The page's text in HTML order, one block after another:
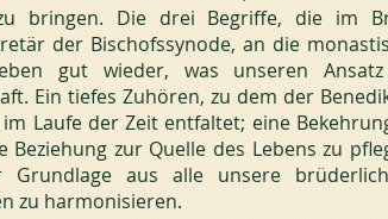
bringen. Die drei Begriffe, die im
der Bischofssynode, an die
gut wieder, was unseren Ansatz
Ein tiefes Zuhören, zu dem der
Laufe der Zeit entfaltet; eine
Beziehung zur Quelle des Lebens zu
Grundlage aus alle unsere
zu harmonisieren.